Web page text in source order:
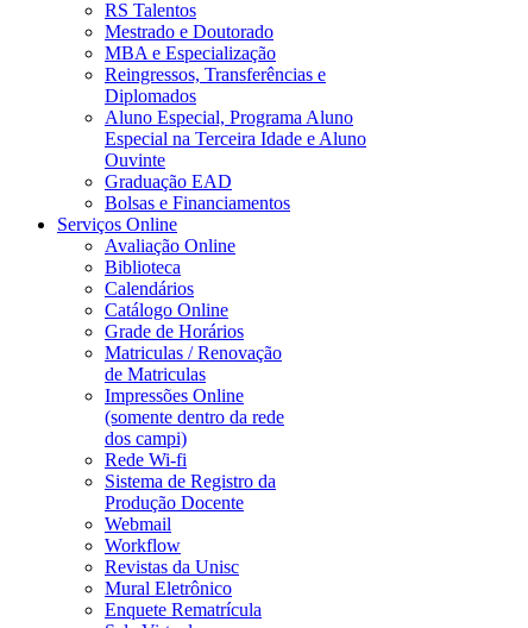
RS Talentos
Mestrado e Doutorado
MBA e Especialização
Reingressos, Transferências e
Diplomados
Aluno Especial, Programa Aluno
Especial na Terceira Idade e Aluno
Ouvinte
Graduação EAD
Bolsas e Financiamentos
Serviços Online
Avaliação Online
Biblioteca
Calendários
Catálogo Online
Grade de Horários
Matriculas / Renovação
de Matriculas
Impressões Online
(somente dentro da rede
dos campi)
Rede Wi-fi
Sistema de Registro da
Produção Docente
Webmail
Workflow
Revistas da Unisc
Mural Eletrônico
Enquete Rematrícula